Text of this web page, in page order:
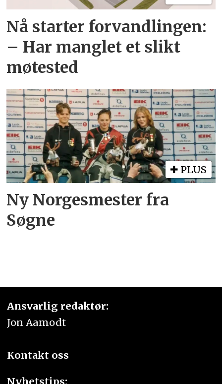
Nå starter forvandlingen:
– Har manglet et slikt
møtested
PLUS
Ny Norgesmester fra
Søgne
Ansvarlig redaktør:
Jon Aamodt
Kontakt oss
Nyhetstips: